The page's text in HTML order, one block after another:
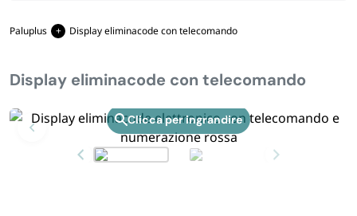
Menu
STOVIGLIE E TOVAGLIOLI
GIARDINO E ARREDO PER ESTERNO
Personalizzazione Monouso
Paluplus Display eliminacode con telecomando
Display eliminacode con telecomando
Zoom